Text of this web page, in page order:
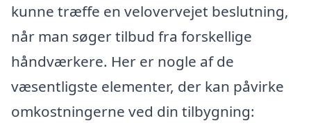
kunne træffe en velovervejet beslutning,
når man søger tilbud fra forskellige
håndværkere. Her er nogle af de
væsentligste elementer, der kan påvirke
omkostningerne ved din tilbygning: